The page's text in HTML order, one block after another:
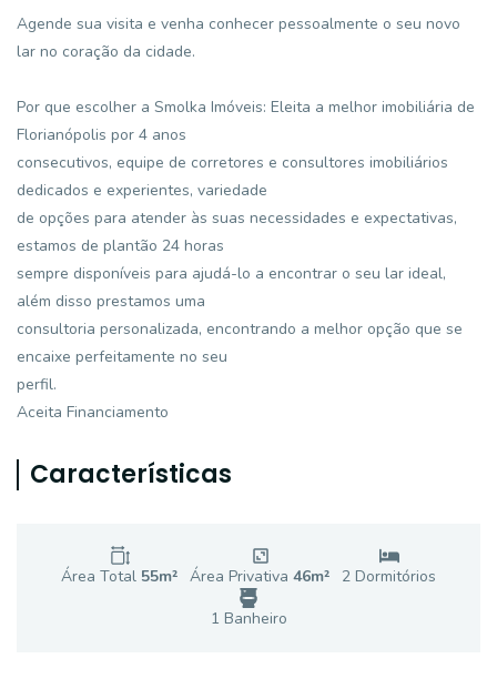
Agende sua visita e venha conhecer pessoalmente o seu novo
lar no coração da cidade.
Por que escolher a Smolka Imóveis: Eleita a melhor imobiliária de
Florianópolis por 4 anos
consecutivos, equipe de corretores e consultores imobiliários
dedicados e experientes, variedade
de opções para atender às suas necessidades e expectativas,
estamos de plantão 24 horas
sempre disponíveis para ajudá-lo a encontrar o seu lar ideal,
além disso prestamos uma
consultoria personalizada, encontrando a melhor opção que se
encaixe perfeitamente no seu
perfil.
Aceita Financiamento
Características
Área Total 55m² Área Privativa 46m² 2 Dormitórios
1 Banheiro